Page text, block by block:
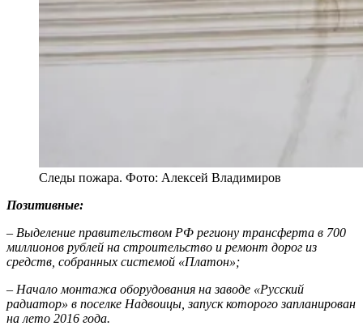
Следы пожара. Фото: Алексей Владимиров
Позитивные:
– Выделение правительством РФ региону трансферта в 700
миллионов рублей на строительство и ремонт дорог из
средств, собранных системой «Платон»;
– Начало монтажа оборудования на заводе «Русский
радиатор» в поселке Надвоицы, запуск которого запланирован
на лето 2016 года.